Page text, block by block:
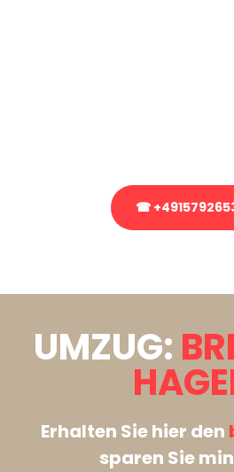
☎
UMZUG:
Erhalten Sie hier den
sparen Sie